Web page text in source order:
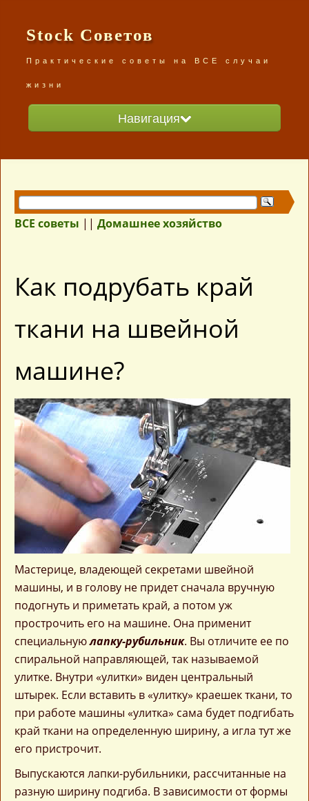
Stock Советов
Практические советы на ВСЕ случаи
жизни
Навигация
ВСЕ советы /карта сайта/
ВСЕ советы || Домашнее хозяйство
Как подрубать край
ткани на швейной
машине?
Мастерице, владеющей секретами швейной
машины, и в голову не придет сначала вручную
подогнуть и приметать край, а потом уж
прострочить его на машине. Она применит
специальнуюлапку-рубильник. Вы отличите ее по
спиральной направляющей, так называемой
улитке. Внутри «улитки» виден центральный
штырек. Если вставить в «улитку» краешек ткани, то
при работе машины «улитка» сама будет подгибать
край ткани на определенную ширину, а игла тут же
его пристрочит.
Выпускаются лапки-рубильники, рассчитанные на
разную ширину подгиба. В зависимости от формы